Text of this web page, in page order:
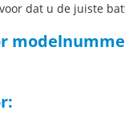
dat u de juiste